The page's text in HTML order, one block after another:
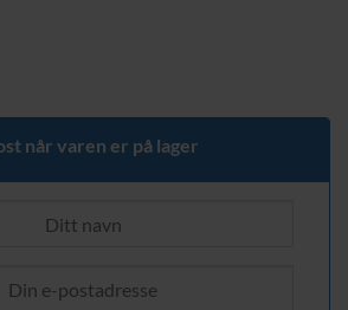
når varen er på lager